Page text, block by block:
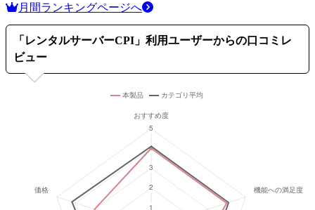
月間ランキングページへ
「 レンタルサーバーCPI 」利用ユーザーからの口コミレ
ビュー